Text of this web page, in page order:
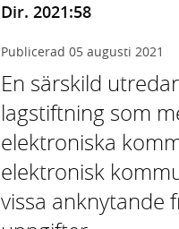
Dir. 2021:58
Publicerad 05 augusti 2021
En särskild
lagstiftning som
elektroniska
elektronisk
vissa anknytande